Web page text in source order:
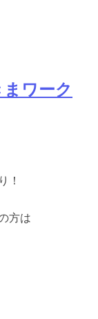
ワーク
！
方は